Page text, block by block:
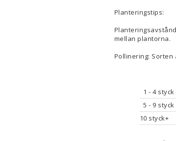
Planteringstips:
mellan plantorna.
Pollinering:
1 - 4 styck
5 - 9 styck
10 styck+